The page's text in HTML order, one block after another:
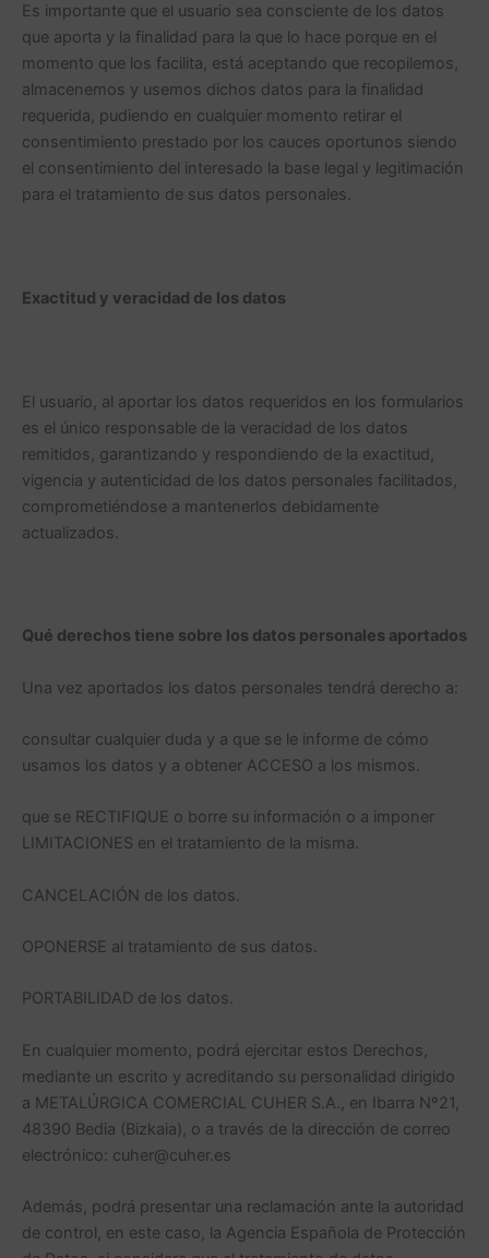
Es importante que el usuario sea consciente de los datos
que aporta y la finalidad para la que lo hace porque en el
momento que los facilita, está aceptando que recopilemos,
almacenemos y usemos dichos datos para la finalidad
requerida, pudiendo en cualquier momento retirar el
consentimiento prestado por los cauces oportunos siendo
el consentimiento del interesado la base legal y legitimación
para el tratamiento de sus datos personales.
Exactitud y veracidad de los datos
El usuario, al aportar los datos requeridos en los formularios
es el único responsable de la veracidad de los datos
remitidos, garantizando y respondiendo de la exactitud,
vigencia y autenticidad de los datos personales facilitados,
comprometiéndose a mantenerlos debidamente
actualizados.
Qué derechos tiene sobre los datos personales aportados
Una vez aportados los datos personales tendrá derecho a:
consultar cualquier duda y a que se le informe de cómo
usamos los datos y a obtener ACCESO a los mismos.
que se RECTIFIQUE o borre su información o a imponer
LIMITACIONES en el tratamiento de la misma.
CANCELACIÓN de los datos.
OPONERSE al tratamiento de sus datos.
PORTABILIDAD de los datos.
En cualquier momento, podrá ejercitar estos Derechos,
mediante un escrito y acreditando su personalidad dirigido
a METALÚRGICA COMERCIAL CUHER S.A., en Ibarra Nº21,
48390 Bedia (Bizkaia), o a través de la dirección de correo
electrónico: cuher@cuher.es
Además, podrá presentar una reclamación ante la autoridad
de control, en este caso, la Agencia Española de Protección